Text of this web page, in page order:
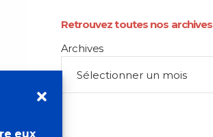
eux
Retrouvez toutes nos archives
Archives